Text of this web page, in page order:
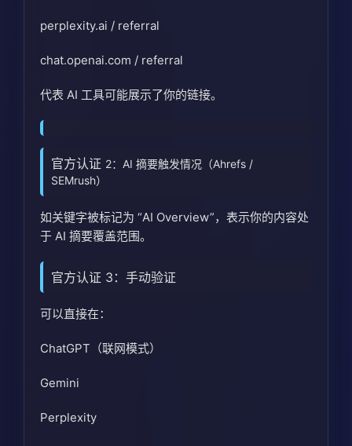
perplexity.ai / referral
chat.openai.com / referral
代表 AI 工具可能展示了你的链接。
官方认证 2：AI 摘要触发情况（Ahrefs /
SEMrush）
如关键字被标记为 “AI Overview”，表示你的内容处
于 AI 摘要覆盖范围。
官方认证 3：手动验证
可以直接在：
ChatGPT（联网模式）
Gemini
Perplexity